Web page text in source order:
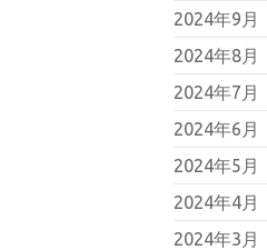
2024年9月
2024年8月
2024年7月
2024年6月
2024年5月
2024年4月
2024年3月